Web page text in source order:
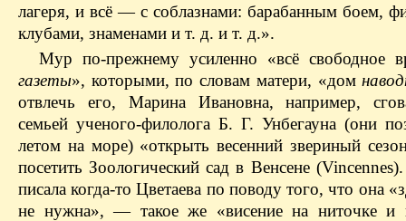
лагеря, и всё — с соблазнами: барабанным боем,
клубами, знаменами и т. д. и т. д.».
Мур по-прежнему усиленно «всё свободное
газеты», которыми, по словам матери, «дом
отвлечь его, Марина Ивановна, например,
семьей ученого-филолога Б. Г. Унбегауна (они
летом на море) «открыть весенний звериный
посетить Зоологический сад в Венсене
писала когда-то Цветаева по поводу того, что она
не нужна», — такое же «висение на ниточке и